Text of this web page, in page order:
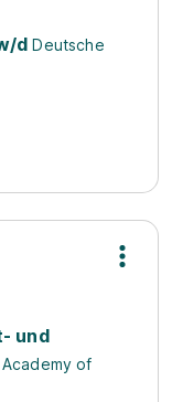
d Deutsche
und
Academy of